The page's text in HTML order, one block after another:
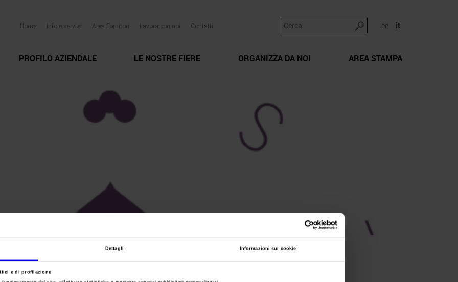
Dettagli Informazioni sui cookie
e di profilazione
en it
Home Info e servizi Area Fornitori Lavora con noi Contatti
PROFILO AZIENDALE LE NOSTRE FIERE ORGANIZZA DA NOI AREA STAMPA